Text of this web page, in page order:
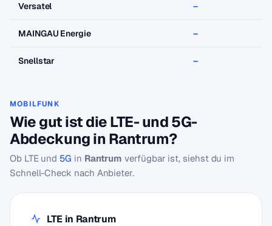
Versatel –
MAINGAU Energie –
Snellstar –
MOBILFUNK
Wie gut ist die LTE- und 5G-
Abdeckung in Rantrum?
Ob LTE und 5G in Rantrum verfügbar ist, siehst du im
Schnell-Check nach Anbieter.
LTE in Rantrum